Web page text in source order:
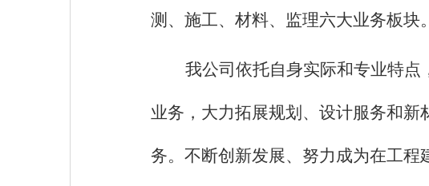
测、施工、材料、监理六大业务板块
我公司依托自身实际和专业特
业务，大力拓展规划、设计服务和新
务。不断创新发展、努力成为在工程